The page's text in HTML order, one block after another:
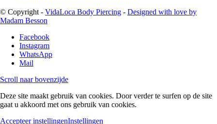
© Copyright - VidaLoca Body Piercing - Designed with love by
Madam Besson
Facebook
Instagram
WhatsApp
Mail
Scroll naar bovenzijde
Deze site maakt gebruik van cookies. Door verder te surfen op de site
gaat u akkoord met ons gebruik van cookies.
Accepteer instellingenInstellingen